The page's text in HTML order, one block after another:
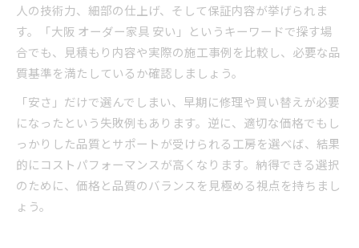
人の技術力、細部の仕上げ、そして保証内容が挙げられま
す。「大阪 オーダー家具 安い」というキーワードで探す場
合でも、見積もり内容や実際の施工事例を比較し、必要な品
質基準を満たしているか確認しましょう。
「安さ」だけで選んでしまい、早期に修理や買い替えが必要
になったという失敗例もあります。逆に、適切な価格でもし
っかりした品質とサポートが受けられる工房を選べば、結果
的にコストパフォーマンスが高くなります。納得できる選択
のために、価格と品質のバランスを見極める視点を持ちまし
ょう。